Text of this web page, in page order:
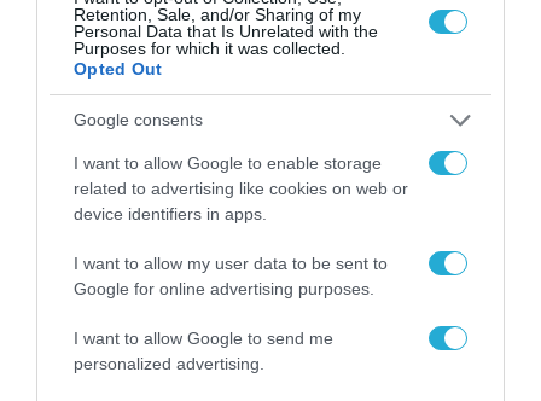
Retention, Sale, and/or Sharing of my
Personal Data that Is Unrelated with the
Purposes for which it was collected.
Opted Out
Google consents
I want to allow Google to enable storage
related to advertising like cookies on web or
device identifiers in apps.
I want to allow my user data to be sent to
Google for online advertising purposes.
I want to allow Google to send me
personalized advertising.
επιχειρήσεων στον
χώρο της άμυνας
31.07.2026
Η πιο ταξιδιάρικη
βαλίτσα του φετινού
υπογραφή της Xiaomi
31.07.2026